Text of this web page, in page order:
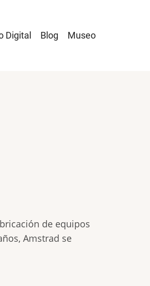
Digital Blog Museo
de equipos
Amstrad se